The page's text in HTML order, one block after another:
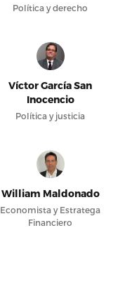
Política y derecho
Víctor García San
Inocencio
Política y justicia
William Maldonado
Economista y Estratega
Financiero